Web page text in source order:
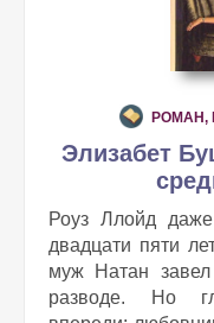
РОМАН,
Элизабет
Роуз Ллойд
двадцати пяти
муж Натан
разводе. Но